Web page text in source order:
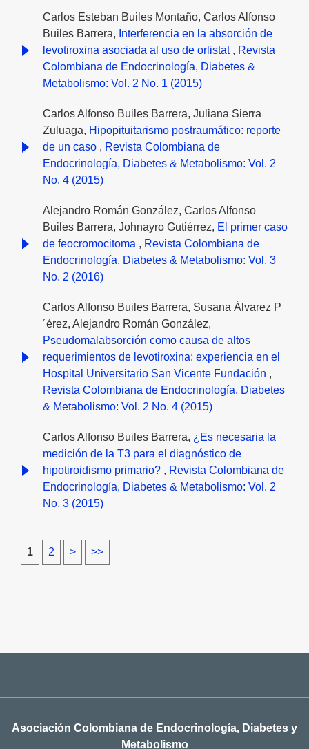
Carlos Esteban Builes Montaño, Carlos Alfonso
Builes Barrera, Interferencia en la absorción de
levotiroxina asociada al uso de orlistat , Revista
Colombiana de Endocrinología, Diabetes &
Metabolismo: Vol. 2 No. 1 (2015)
Carlos Alfonso Builes Barrera, Juliana Sierra
Zuluaga, Hipopituitarismo postraumático: reporte
de un caso , Revista Colombiana de
Endocrinología, Diabetes & Metabolismo: Vol. 2
No. 4 (2015)
Alejandro Román González, Carlos Alfonso
Builes Barrera, Johnayro Gutiérrez, El primer caso
de feocromocitoma , Revista Colombiana de
Endocrinología, Diabetes & Metabolismo: Vol. 3
No. 2 (2016)
Carlos Alfonso Builes Barrera, Susana Álvarez P
´érez, Alejandro Román González,
Pseudomalabsorción como causa de altos
requerimientos de levotiroxina: experiencia en el
Hospital Universitario San Vicente Fundación ,
Revista Colombiana de Endocrinología, Diabetes
& Metabolismo: Vol. 2 No. 4 (2015)
Carlos Alfonso Builes Barrera, ¿Es necesaria la
medición de la T3 para el diagnóstico de
hipotiroidismo primario? , Revista Colombiana de
Endocrinología, Diabetes & Metabolismo: Vol. 2
No. 3 (2015)
1 2 > >>
Asociación Colombiana de Endocrinología, Diabetes y
Metabolismo